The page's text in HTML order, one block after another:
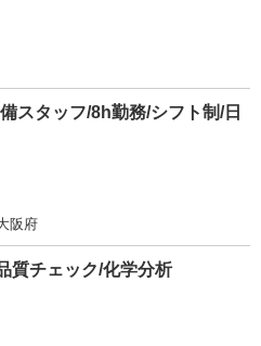
スタッフ/8h勤務/シフト制/日
阪府
質チェック/化学分析